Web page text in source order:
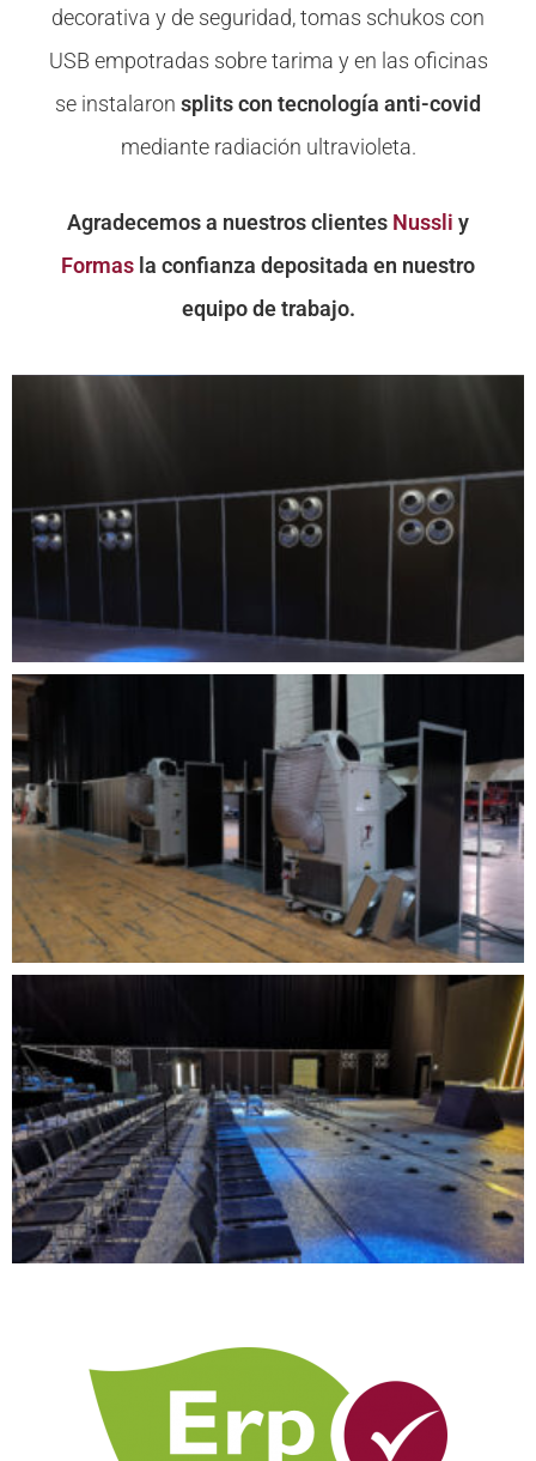
decorativa y de seguridad, tomas schukos con
USB empotradas sobre tarima y en las oficinas
se instalaron splits con tecnología anti-covid
mediante radiación ultravioleta.
Agradecemos a nuestros clientes Nussli y
Formas la confianza depositada en nuestro
equipo de trabajo.